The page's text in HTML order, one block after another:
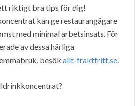
riktigt bra tips för dig!
kan ge restaurangägare
med minimal arbetsinsats. För
av dessa härliga
besök allt-fraktfritt.se.